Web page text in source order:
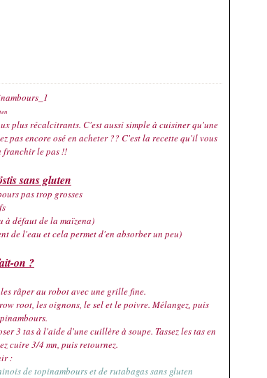
plus récalcitrants. C'est aussi simple à cuisiner qu'une
pas encore osé en acheter ?? C'est la recette qu'il vous
franchir le pas !!
sans gluten
pas trop grosses
à défaut de la maïzena)
de l'eau et cela permet d'en absorber un peu)
on ?
râper au robot avec une grille fine.
root, les oignons, le sel et le poivre. Mélangez, puis
3 tas à l'aide d'une cuillère à soupe. Tassez les tas en
cuire 3/4 mn, puis retournez.
:
de topinambours et de rutabagas sans gluten